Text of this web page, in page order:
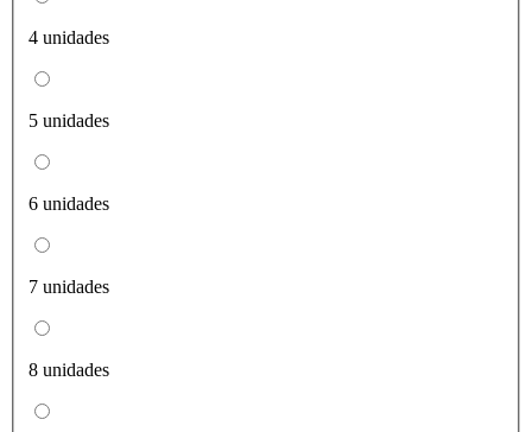
4 unidades
5 unidades
6 unidades
7 unidades
8 unidades